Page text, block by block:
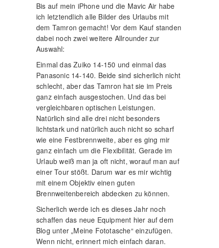
Bis auf mein iPhone und die Mavic Air habe
ich letztendlich alle Bilder des Urlaubs mit
dem Tamron gemacht! Vor dem Kauf standen
dabei noch zwei weitere Allrounder zur
Auswahl:
Einmal das Zuiko 14-150 und einmal das
Panasonic 14-140. Beide sind sicherlich nicht
schlecht, aber das Tamron hat sie im Preis
ganz einfach ausgestochen. Und das bei
vergleichbaren optischen Leistungen.
Natürlich sind alle drei nicht besonders
lichtstark und natürlich auch nicht so scharf
wie eine Festbrennweite, aber es ging mir
ganz einfach um die Flexibilität. Gerade im
Urlaub weiß man ja oft nicht, worauf man auf
einer Tour stößt. Darum war es mir wichtig
mit einem Objektiv einen guten
Brennweitenbereich abdecken zu können.
Sicherlich werde ich es dieses Jahr noch
schaffen das neue Equipment hier auf dem
Blog unter „Meine Fototasche“ einzufügen.
Wenn nicht, erinnert mich einfach daran.